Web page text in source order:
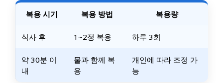
복용 시기 복용 방법 복용량
식사 후 1~2정 복용 하루 3회
약 30분 이
내
물과 함께 복
용
개인에 따라 조정 가
능